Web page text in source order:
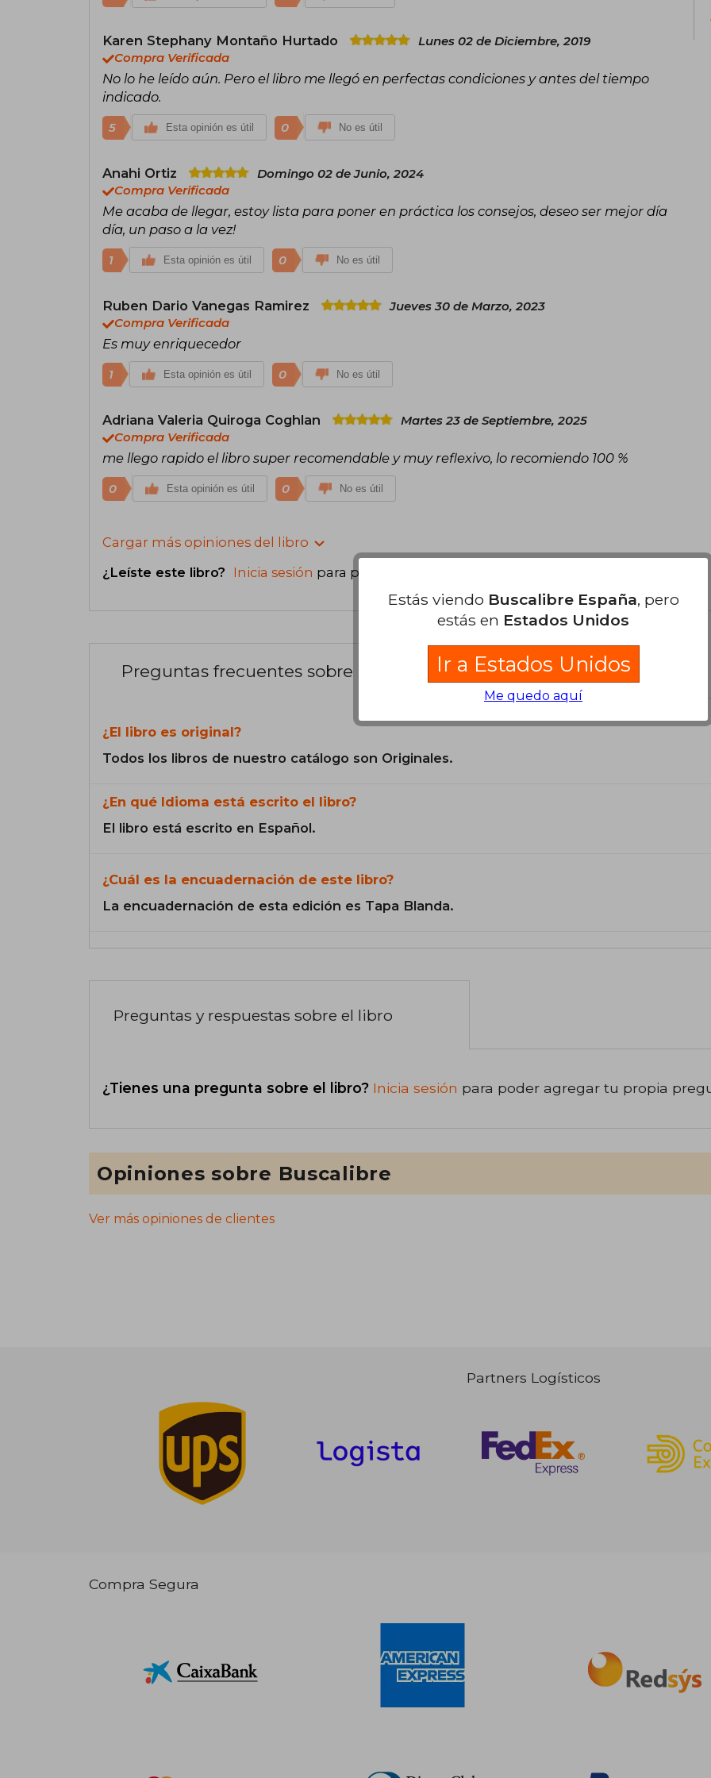
Karen Stephany Montaño Hurtado
Lunes 02 de Diciembre, 2019
Compra Verificada
No lo he leído aún. Pero el libro me llegó en perfectas condiciones y antes del tiempo
indicado.
5 Esta opinión es útil 0 No es útil
Anahi Ortiz
Domingo 02 de Junio, 2024
Compra Verificada
Me acaba de llegar, estoy lista para poner en práctica los consejos, deseo ser mejor día
día, un paso a la vez!
1 Esta opinión es útil 0 No es útil
Ruben Dario Vanegas Ramirez
Jueves 30 de Marzo, 2023
Compra Verificada
Es muy enriquecedor
1 Esta opinión es útil 0 No es útil
Adriana Valeria Quiroga Coghlan
Martes 23 de Septiembre, 2025
Compra Verificada
me llego rapido el libro super recomendable y muy reflexivo, lo recomiendo 100 %
0 Esta opinión es útil 0 No es útil
Cargar más opiniones del libro
¿Leíste este libro? Inicia sesión para poder agregar tu propia evaluación
Preguntas frecuentes sobre el libro
¿El libro es original?
Todos los libros de nuestro catálogo son Originales.
¿En qué Idioma está escrito el libro?
El libro está escrito en Español.
¿Cuál es la encuadernación de este libro?
La encuadernación de esta edición es Tapa Blanda.
Preguntas y respuestas sobre el libro
¿Tienes una pregunta sobre el libro? Inicia sesión para poder agregar tu propia
Opiniones sobre Buscalibre
Ver más opiniones de clientes
Partners Logísticos
Compra Segura
Estás viendo Buscalibre España, pero
estás en Estados Unidos
Ir a Estados Unidos
Me quedo aquí